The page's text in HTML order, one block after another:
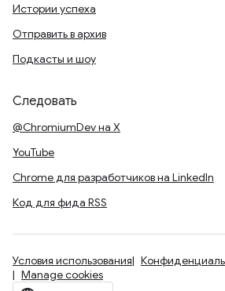
Истории успеха
Отправить в архив
Подкасты и шоу
Следовать
@ChromiumDev на X
YouTube
Chrome для разработчиков на LinkedIn
Код для фида RSS
Условия использования
Manage cookies